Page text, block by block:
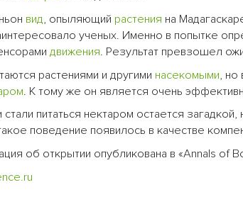
вид, опыляющий растения на
ученых. Именно в попытке
движения. Результат превзошел
растениями и другими насекомыми, но
. К тому же он является очень
питаться нектаром остается
поведение появилось в качестве
об открытии опубликована в «Annals of